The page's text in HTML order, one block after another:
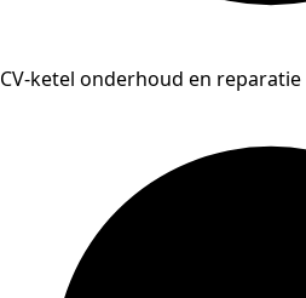
CV-ketel onderhoud en reparatie